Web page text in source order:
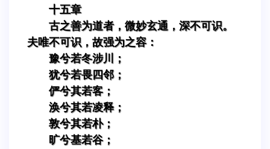
十五章
古之善为道者，微妙玄通，深不可识。
夫唯不可识，故强为之容：
豫兮若冬涉川；
犹兮若畏四邻；
俨兮其若客；
涣兮其若凌释；
敦兮其若朴；
旷兮基若谷；